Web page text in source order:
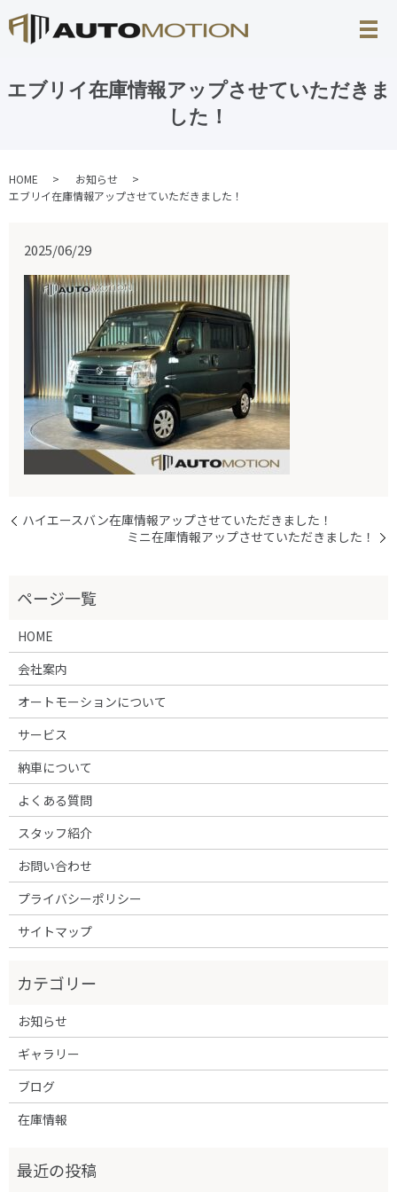
エブリイ在庫情報アップさせていただきま
した！
HOME
お知らせ
エブリイ在庫情報アップさせていただきました！
2025/06/29
ハイエースバン在庫情報アップさせていただきました！
ミニ在庫情報アップさせていただきました！
HOME
会社案内
オートモーションについて
サービス
納車について
よくある質問
スタッフ紹介
お問い合わせ
プライバシーポリシー
サイトマップ
お知らせ
ギャラリー
ブログ
在庫情報